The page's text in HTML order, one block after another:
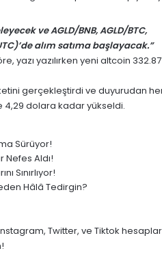
ve AGLD/BNB, AGLD/BTC,
alım satıma başlayacak.”
yazı yazılırken yeni altcoin
gerçekleştirdi ve duyurudan
4,29 dolara kadar yükseldi.
Sürüyor!
Nefes Aldı!
Sınırlıyor!
Hâlâ Tedirgin?
, Twitter, ve Tiktok